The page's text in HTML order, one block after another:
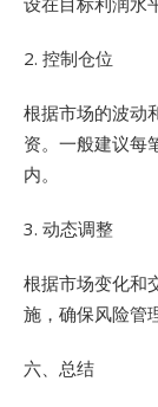
2. 控制仓位
根据市场的波动
资。一般建议每
内。
3. 动态调整
根据市场变化和
施，确保风险管
六、总结